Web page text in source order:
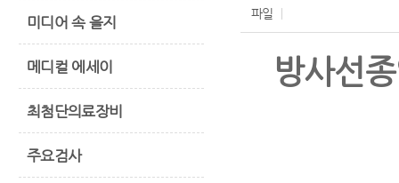
미디어 속 을지
메디컬 에세이
최첨단의료장비
주요검사
파일
방사선